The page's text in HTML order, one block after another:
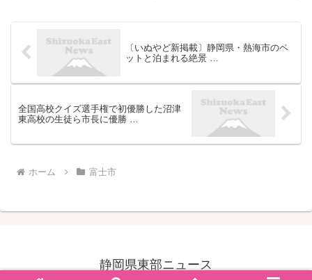
と、新しい音楽への好奇...
（...
〔いぬやど新掲載〕静岡県・熱海市のペ
ットと泊まれる絶景 …
全国高校クイズ選手権で初優勝した沼津
東高校の生徒ら市長に優勝 …
ホーム 富士市
静岡県東部ニュース